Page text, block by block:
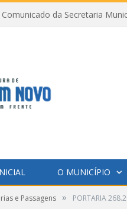
Comunicado da Secretaria
O MUNICÍPIO
e Passagens » PORTARIA